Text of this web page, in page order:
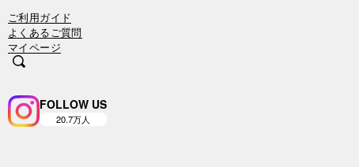
ご利用ガイド
よくあるご質問
マイページ
FOLLOW US